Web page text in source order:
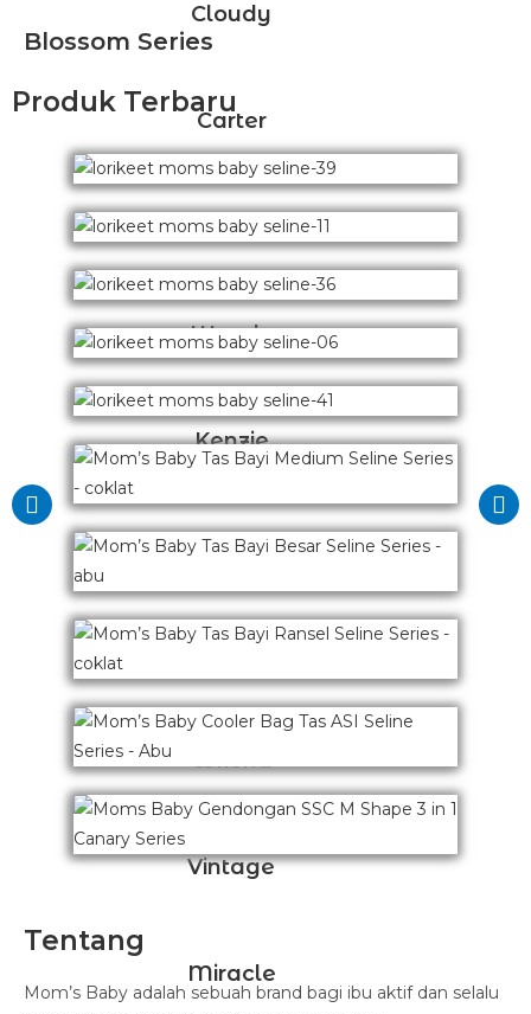
Cloudy
Carter
Indie
Woody
Kenzie
Lepasan
Wilona
Vintage
Miracle
Blossom Series
Produk Terbaru
Tentang
Mom’s Baby adalah sebuah brand bagi ibu aktif dan selalu